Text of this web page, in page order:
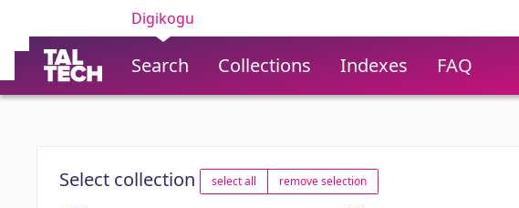
Digikogu
Search Collections Indexes FAQ
Select collection select all remove selection